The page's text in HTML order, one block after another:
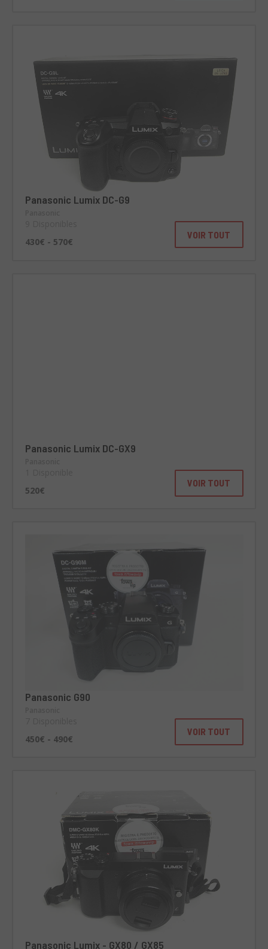
Panasonic Lumix DC-G9
430€ - 570€
VOIR TOUT
Panasonic Lumix DC-GX9
520€
VOIR TOUT
Panasonic G90
450€ - 490€
VOIR TOUT
Panasonic Lumix - GX80 / GX85